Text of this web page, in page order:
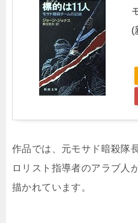
(
作品では、元モサド暗殺隊
ロリスト指導者のアラブ人
描かれています。